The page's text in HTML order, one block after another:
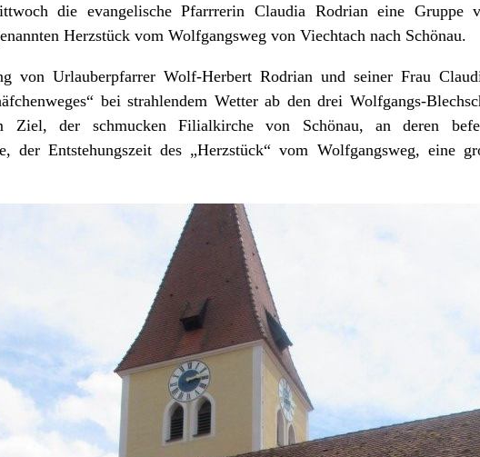
die evangelische Pfarrrerin Claudia Rodrian eine Gruppe
Herzstück vom Wolfgangsweg von Viechtach nach Schönau.
von Urlauberpfarrer Wolf-Herbert Rodrian und seiner Frau
bei strahlendem Wetter ab den drei Wolfgangs-
Ziel, der schmucken Filialkirche von Schönau, an deren
der Entstehungszeit des „Herzstück“ vom Wolfgangsweg, eine